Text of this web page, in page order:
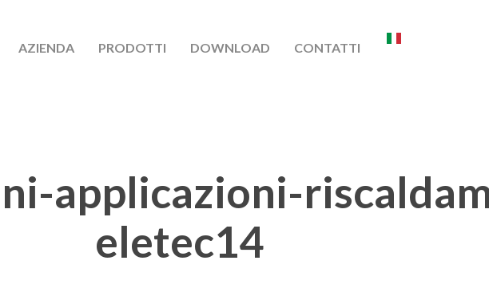
AZIENDA PRODOTTI DOWNLOAD CONTATTI
applicazioni-
eletec14